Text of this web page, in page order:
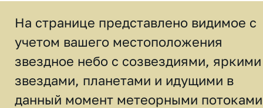
На странице представлено видимое c
учетом вашего местоположения
звездное небо c созвездиями, яркими
звездами, планетами и идущими в
данный момент метеорными